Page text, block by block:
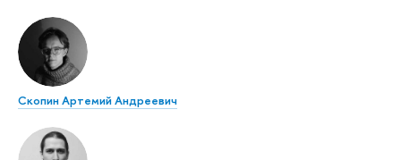
Скопин Артемий Андреевич